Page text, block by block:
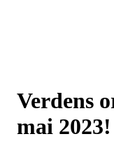
Verdens
mai 2023!